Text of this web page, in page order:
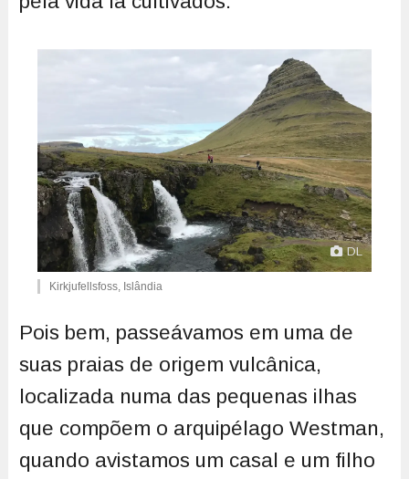
DL
Kirkjufellsfoss, Islândia
Pois bem, passeávamos em uma de
suas praias de origem vulcânica,
localizada numa das pequenas ilhas
que compõem o arquipélago Westman,
quando avistamos um casal e um filho